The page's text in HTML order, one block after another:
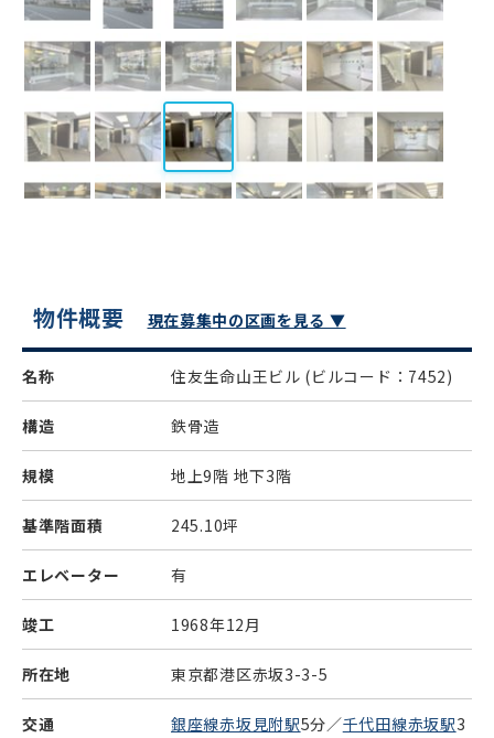
物件概要 現在募集中の区画を見る ▼
名称 住友生命山王ビル (ビルコード：7452)
構造 鉄骨造
規模 地上9階 地下3階
基準階面積 245.10坪
エレベーター 有
竣工 1968年12月
所在地 東京都港区赤坂3-3-5
交通 銀座線赤坂見附駅5分／千代田線赤坂駅3